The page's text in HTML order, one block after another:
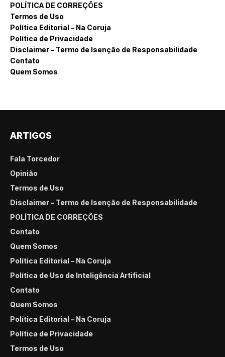
POLÍTICA DE CORREÇÕES
Termos de Uso
Política Editorial – Na Coruja
Política de Privacidade
Disclaimer – Termo de Isenção de Responsabilidade
Contato
Quem Somos
ARTIGOS
Fala Torcedor
Opinião
Termos de Uso
Disclaimer – Termo de Isenção de Responsabilidade
POLÍTICA DE CORREÇÕES
Contato
Quem Somos
Política Editorial – Na Coruja
Política de Uso de Inteligência Artificial
Contato
Quem Somos
Política Editorial – Na Coruja
Política de Privacidade
Termos de Uso